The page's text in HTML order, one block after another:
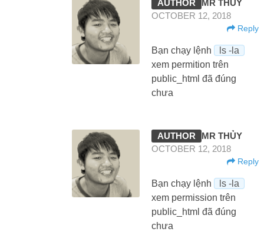
MR THỦY
OCTOBER 12, 2018
Reply
Bạn chạy lệnh
ls -la
xem permition trên
public_html đã đúng
chưa
MR THỦY
OCTOBER 12, 2018
Reply
Bạn chạy lệnh
ls -la
xem permission trên
public_html đã đúng
chưa